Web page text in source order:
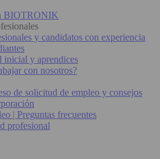
BIOTRONIK
y candidatos con experiencia
inicial y aprendices
con nosotros?
de solicitud de empleo y consejos
| Preguntas frecuentes
profesional